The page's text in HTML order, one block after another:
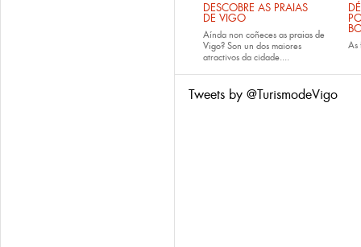
DESCOBRE AS PRAIAS
DE VIGO
Aínda non coñeces as praias de
Vigo? Son un dos maiores
atractivos da cidade....
As
Tweets by @TurismodeVigo